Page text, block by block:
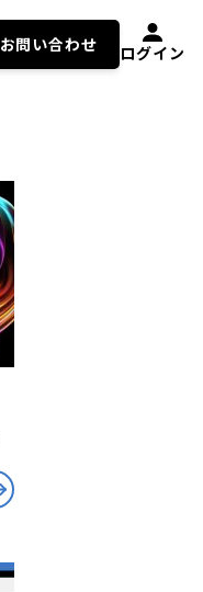
お問い合わせ ログイン